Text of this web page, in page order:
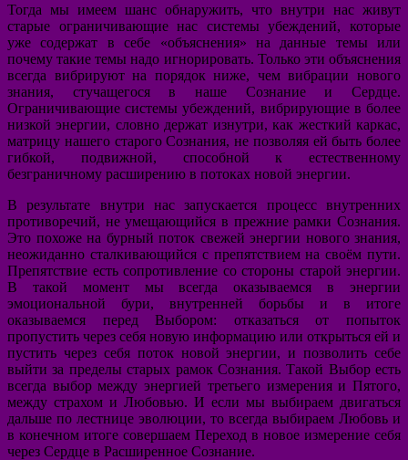
Тогда мы имеем шанс обнаружить, что внутри нас живут
старые ограничивающие нас системы убеждений, которые
уже содержат в себе «объяснения» на данные темы или
почему такие темы надо игнорировать. Только эти объяснения
всегда вибрируют на порядок ниже, чем вибрации нового
знания, стучащегося в наше Сознание и Сердце.
Ограничивающие системы убеждений, вибрирующие в более
низкой энергии, словно держат изнутри, как жесткий каркас,
матрицу нашего старого Сознания, не позволяя ей быть более
гибкой, подвижной, способной к естественному
безграничному расширению в потоках новой энергии.
В результате внутри нас запускается процесс внутренних
противоречий, не умещающийся в прежние рамки Сознания.
Это похоже на бурный поток свежей энергии нового знания,
неожиданно сталкивающийся с препятствием на своём пути.
Препятствие есть сопротивление со стороны старой энергии.
В такой момент мы всегда оказываемся в энергии
эмоциональной бури, внутренней борьбы и в итоге
оказываемся перед Выбором: отказаться от попыток
пропустить через себя новую информацию или открыться ей и
пустить через себя поток новой энергии, и позволить себе
выйти за пределы старых рамок Сознания. Такой Выбор есть
всегда выбор между энергией третьего измерения и Пятого,
между страхом и Любовью. И если мы выбираем двигаться
дальше по лестнице эволюции, то всегда выбираем Любовь и
в конечном итоге совершаем Переход в новое измерение себя
через Сердце в Расширенное Сознание.